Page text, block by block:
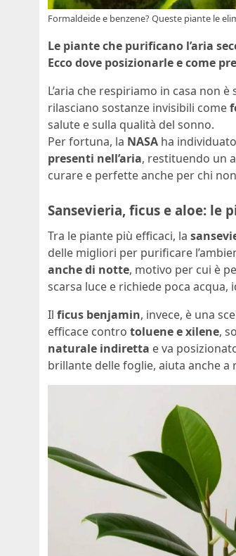
Formaldeide e benzene? Queste piante le
Le piante che purificano l’aria
Ecco dove posizionarle e come
L’aria che respiriamo in casa non
rilasciano sostanze invisibili come
salute e sulla qualità del sonno.
Per fortuna, la NASA ha
presenti nell’aria, restituendo un
curare e perfette anche per chi
Sansevieria, ficus e aloe: le
Tra le piante più efficaci, la
delle migliori per purificare
anche di notte, motivo per cui è
scarsa luce e richiede poca
Il ficus benjamin, invece, è una
efficace contro toluene e xilene,
naturale indiretta e va
brillante delle foglie, aiuta anche a